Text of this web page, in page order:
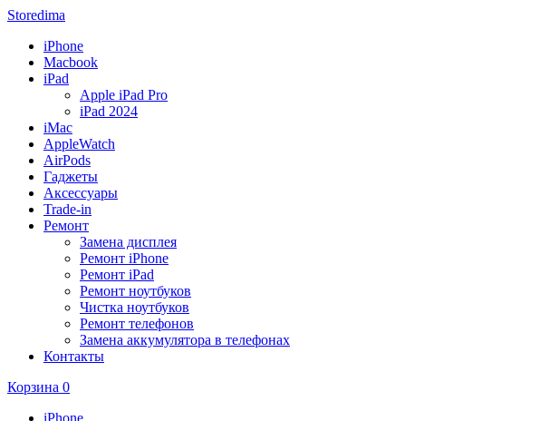
Storedima
iPhone
Macbook
iPad
Apple iPad Pro
iPad 2024
iMac
AppleWatch
AirPods
Гаджеты
Аксессуары
Trade-in
Ремонт
Замена дисплея
Ремонт iPhone
Ремонт iPad
Ремонт ноутбуков
Чистка ноутбуков
Ремонт телефонов
Замена аккумулятора в телефонах
Контакты
Корзина 0
iPhone